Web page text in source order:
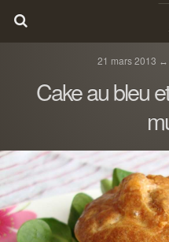
21 mars 2013
Cake au bleu